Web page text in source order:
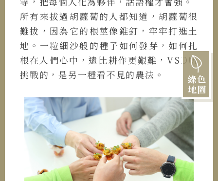
綠色
地圖
所有來拔過胡蘿蔔的人都知道，胡蘿蔔很
難拔，因為它的根莖像錐釘，牢牢打進土
地。一粒細沙般的種子如何發芽，如何扎
根在人們心中，遠比耕作更艱難，VSD所
挑戰的，是另一種看不見的農法。